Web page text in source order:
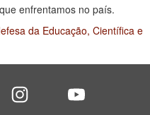
enfrentamos no país.
da Educação, Científica e